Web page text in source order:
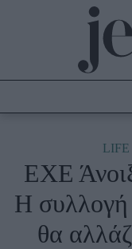
Culture
Fashion
Shopping
Styling Tips
ΕΧΕ
H
θα